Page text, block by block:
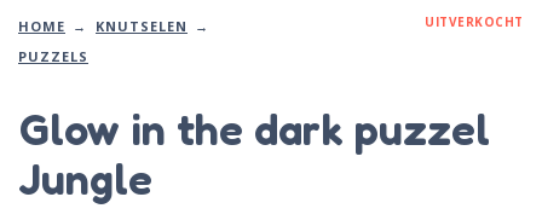
HOME
KNUTSELEN
PUZZELS
UITVERKOCHT
Glow in the dark puzzel
Jungle